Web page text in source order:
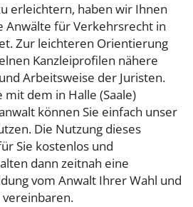
erleichtern, haben wir Ihnen
Anwälte für Verkehrsrecht in
Zur leichteren Orientierung
Kanzleiprofilen nähere
Arbeitsweise der Juristen.
dem in Halle (Saale)
können Sie einfach unser
Die Nutzung dieses
Sie kostenlos und
dann zeitnah eine
vom Anwalt Ihrer Wahl und